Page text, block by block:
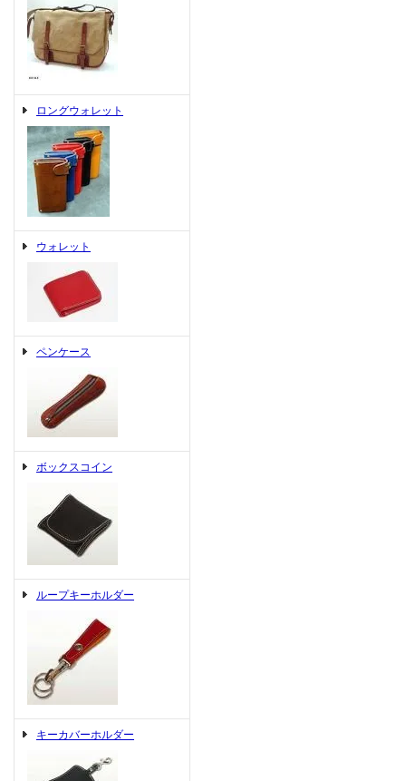
ロングウォレット
ウォレット
ペンケース
ボックスコイン
ループキーホルダー
キーカバーホルダー